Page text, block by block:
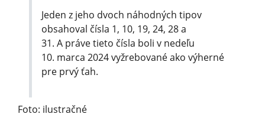
Jeden z jeho dvoch náhodných tipov
obsahoval čísla 1, 10, 19, 24, 28 a
31. A práve tieto čísla boli v nedeľu
10. marca 2024 vyžrebované ako výherné
pre prvý ťah.
Foto: ilustračné